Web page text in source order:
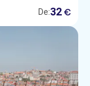
De:32 €